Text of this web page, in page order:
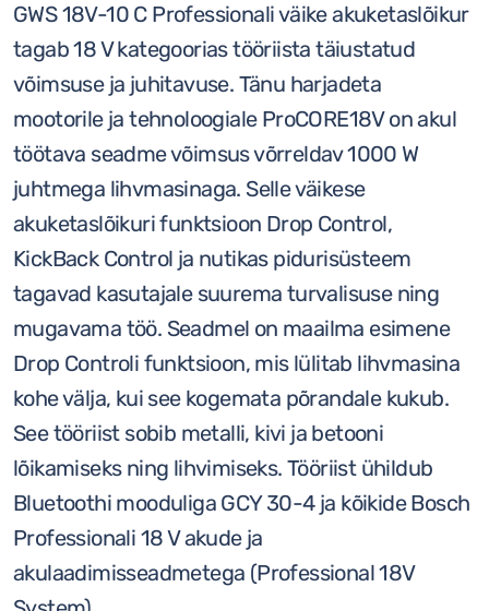
GWS 18V-10 C Professionali väike akuketaslõikur
tagab 18 V kategoorias tööriista täiustatud
võimsuse ja juhitavuse. Tänu harjadeta
mootorile ja tehnoloogiale ProCORE18V on akul
töötava seadme võimsus võrreldav 1000 W
juhtmega lihvmasinaga. Selle väikese
akuketaslõikuri funktsioon Drop Control,
KickBack Control ja nutikas pidurisüsteem
tagavad kasutajale suurema turvalisuse ning
mugavama töö. Seadmel on maailma esimene
Drop Controli funktsioon, mis lülitab lihvmasina
kohe välja, kui see kogemata põrandale kukub.
See tööriist sobib metalli, kivi ja betooni
lõikamiseks ning lihvimiseks. Tööriist ühildub
Bluetoothi mooduliga GCY 30-4 ja kõikide Bosch
Professionali 18 V akude ja
akulaadimisseadmetega (Professional 18V